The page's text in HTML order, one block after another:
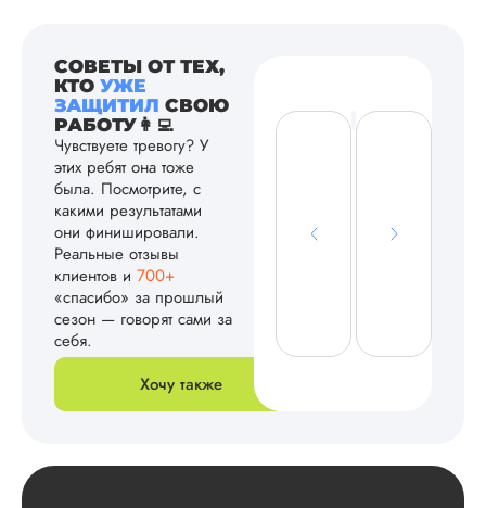
СОВЕТЫ ОТ ТЕХ,
КТО УЖЕ
ЗАЩИТИЛ СВОЮ
РАБОТУ👩‍💻
Чувствуете тревогу? У
этих ребят она тоже
была. Посмотрите, с
какими результатами
они финишировали.
Реальные отзывы
клиентов и 700+
«спасибо» за прошлый
сезон — говорят сами за
себя.
Хочу также